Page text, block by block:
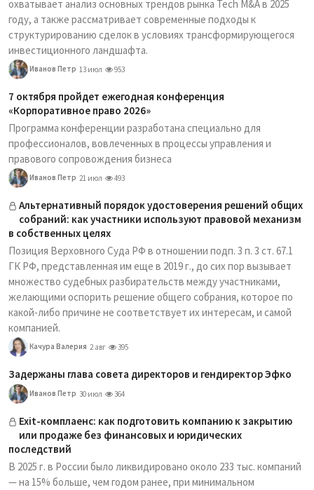
охватывает анализ основных трендов рынка Tech M&A в 2025
году, а также рассматривает современные подходы к
структурированию сделок в условиях трансформирующегося
инвестиционного ландшафта.
Иванов Петр 13 июл 953
7 октября пройдет ежегодная конференция
«Корпоративное право 2026»
Программа конференции разработана специально для
профессионалов, вовлеченных в процессы управления и
правового сопровождения бизнеса
Иванов Петр 21 июл 493
Альтернативный порядок удостоверения решений общих
собраний: как участники используют правовой механизм
в собственных целях
Позиция Верховного Суда РФ в отношении подп. 3 п. 3 ст. 67.1
ГК РФ, представленная им еще в 2019 г., до сих пор вызывает
множество судебных разбирательств между участниками,
желающими оспорить решение общего собрания, которое по
какой-либо причине не соответствует их интересам, и самой
компанией.
Качура Валерия 2 авг 395
Задержаны глава совета директоров и гендиректор Эфко
Иванов Петр 30 июл 364
Exit-комплаенс: как подготовить компанию к закрытию
или продаже без финансовых и юридических
последствий
В 2025 г. в России было ликвидировано около 233 тыс. компаний
— на 15% больше, чем годом ранее, при минимальном